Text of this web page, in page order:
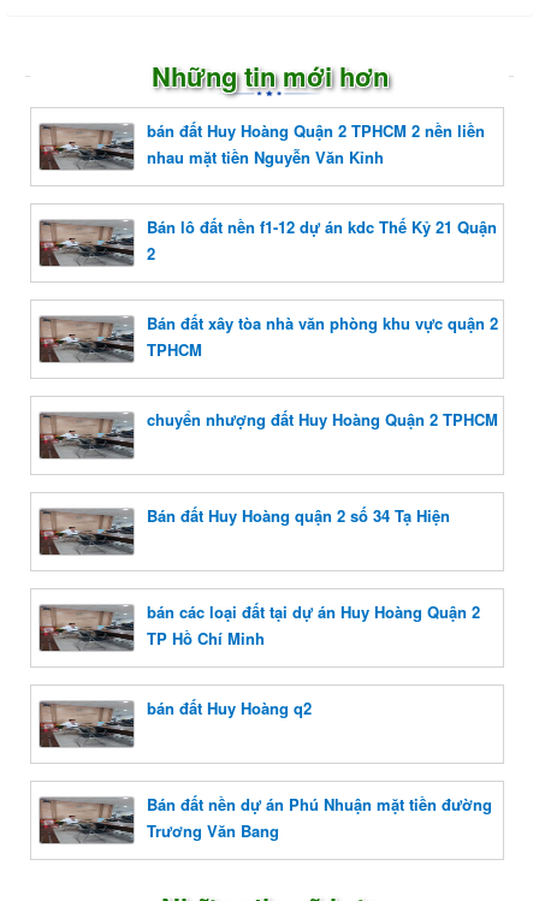
Những tin mới hơn
bán đất Huy Hoàng Quận 2 TPHCM 2 nền liền
nhau mặt tiền Nguyễn Văn Kỉnh
Bán lô đất nền f1-12 dự án kdc Thế Kỷ 21 Quận
2
Bán đất xây tòa nhà văn phòng khu vực quận 2
TPHCM
chuyển nhượng đất Huy Hoàng Quận 2 TPHCM
Bán đất Huy Hoàng quận 2 số 34 Tạ Hiện
bán các loại đất tại dự án Huy Hoàng Quận 2
TP Hồ Chí Minh
bán đất Huy Hoàng q2
Bán đất nền dự án Phú Nhuận mặt tiền đường
Trương Văn Bang